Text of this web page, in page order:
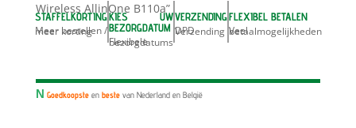
STAFFELKORTING
Meer bestellen / meer korting
KIES UW
BEZORGDATUM
Flexibele bezorgdatums
VERZENDING
DPD Verzending
FLEXIBEL BETALEN
Veel betaalmogelijkheden
N Goedkoopsteen bestevan Nederland en België
Wireless AllinOne B110a”